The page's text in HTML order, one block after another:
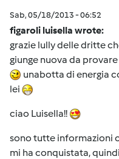
Sab, 05/18/2013 - 06:52
figaroli luisella wrote:
grazie lully delle dritte
giunge nuova da
unabotta di energia
lei
ciao Luisella!!
sono tutte informazioni
mi ha conquistata,